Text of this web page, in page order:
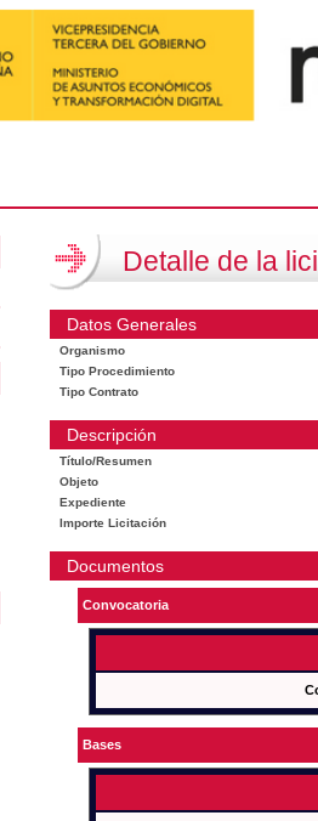
Detalle de la
Datos Generales
Organismo
Tipo Procedimiento
Tipo Contrato
Descripción
Título/Resumen
Objeto
Expediente
Importe Licitación
Documentos
Convocatoria
Bases